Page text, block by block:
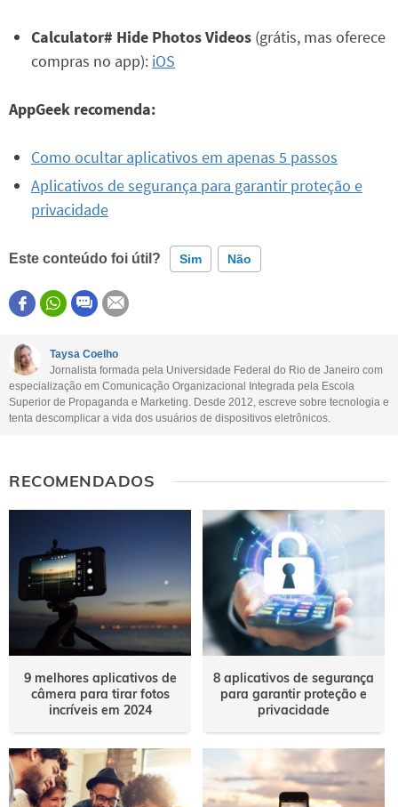
Calculator# Hide Photos Videos (grátis, mas oferece
compras no app): iOS
AppGeek recomenda:
Como ocultar aplicativos em apenas 5 passos
Aplicativos de segurança para garantir proteção e
privacidade
Este conteúdo foi útil? Sim Não
Este conteúdo contém informação incorreta
Este conteúdo não tem a informação que procuro
Outro
Taysa Coelho
Jornalista formada pela Universidade Federal do Rio de Janeiro com
especialização em Comunicação Organizacional Integrada pela Escola
Superior de Propaganda e Marketing. Desde 2012, escreve sobre tecnologia e
tenta descomplicar a vida dos usuários de dispositivos eletrônicos.
RECOMENDADOS
9 melhores aplicativos de
câmera para tirar fotos
incríveis em 2024
8 aplicativos de segurança
para garantir proteção e
privacidade